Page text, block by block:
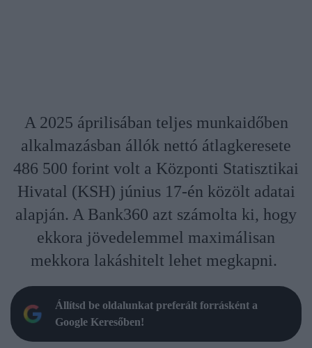
A 2025 áprilisában teljes munkaidőben
alkalmazásban állók nettó átlagkeresete
486 500 forint volt a Központi Statisztikai
Hivatal (KSH) június 17-én közölt adatai
alapján. A Bank360 azt számolta ki, hogy
ekkora jövedelemmel maximálisan
mekkora lakáshitelt lehet megkapni.
Állítsd be oldalunkat preferált forrásként a
Google Keresőben!